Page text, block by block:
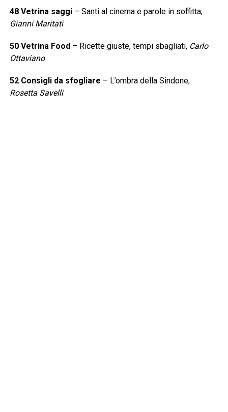
48 Vetrina saggi– Santi al cinema e parole in soffitta,
Gianni Maritati
50 Vetrina Food – Ricette giuste, tempi sbagliati, Carlo
Ottaviano
52 Consigli da sfogliare – L’ombra della Sindone,
Rosetta Savelli